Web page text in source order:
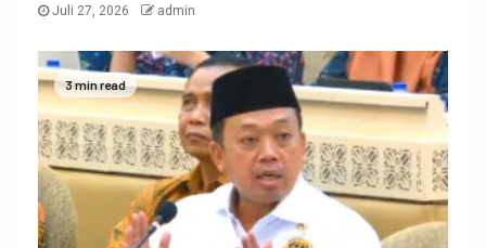
Juli 27, 2026 admin
3 min read